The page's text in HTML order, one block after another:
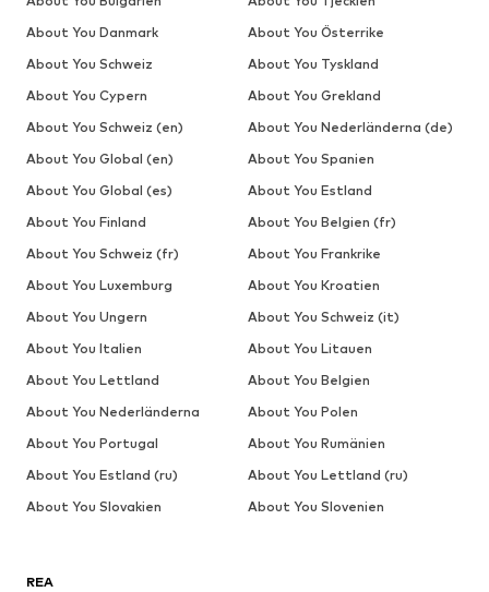
REA
About You Danmark
About You Österrike
About You Schweiz
About You Tyskland
About You Cypern
About You Grekland
About You Schweiz (en)
About You Nederländerna (de)
About You Global (en)
About You Spanien
About You Global (es)
About You Estland
About You Finland
About You Belgien (fr)
About You Schweiz (fr)
About You Frankrike
About You Luxemburg
About You Kroatien
About You Ungern
About You Schweiz (it)
About You Italien
About You Litauen
About You Lettland
About You Belgien
About You Nederländerna
About You Polen
About You Portugal
About You Rumänien
About You Estland (ru)
About You Lettland (ru)
About You Slovakien
About You Slovenien